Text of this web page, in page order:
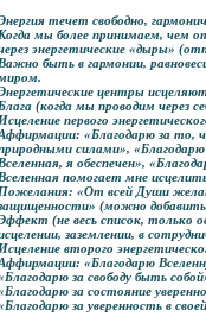
течет свободно,
Когда мы более принимаем, чем
энергетические «дыры»
Важно быть в гармонии,
центры
Блага (когда мы проводим через
Исцеление первого
«Благодарю за то,
силами»,
Вселенная, я обеспечен»,
Вселенная помогает мне
Пожелания: «От всей Души
(можно
(не весь список, только
заземлении, в
Исцеление второго
«Благодарю
за свободу быть
за состояние
за уверенность в